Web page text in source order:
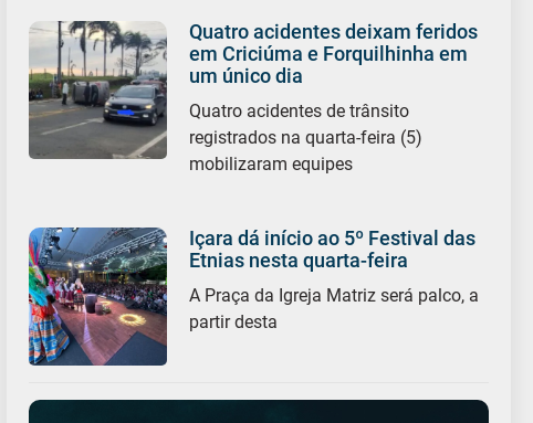
Quatro acidentes deixam feridos
em Criciúma e Forquilhinha em
um único dia
Quatro acidentes de trânsito
registrados na quarta-feira (5)
mobilizaram equipes
Içara dá início ao 5º Festival das
Etnias nesta quarta-feira
A Praça da Igreja Matriz será palco, a
partir desta